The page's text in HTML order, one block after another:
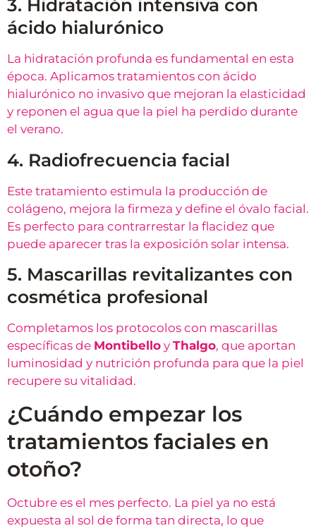
3. Hidratación intensiva con
ácido hialurónico
La hidratación profunda es fundamental en esta
época. Aplicamos tratamientos con ácido
hialurónico no invasivo que mejoran la elasticidad
y reponen el agua que la piel ha perdido durante
el verano.
4. Radiofrecuencia facial
Este tratamiento estimula la producción de
colágeno, mejora la firmeza y define el óvalo facial.
Es perfecto para contrarrestar la flacidez que
puede aparecer tras la exposición solar intensa.
5. Mascarillas revitalizantes con
cosmética profesional
Completamos los protocolos con mascarillas
específicas de Montibello y Thalgo, que aportan
luminosidad y nutrición profunda para que la piel
recupere su vitalidad.
¿Cuándo empezar los
tratamientos faciales en
otoño?
Octubre es el mes perfecto. La piel ya no está
expuesta al sol de forma tan directa, lo que